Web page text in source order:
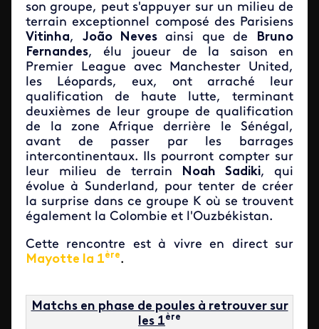
son groupe, peut s'appuyer sur un milieu de
terrain exceptionnel composé des Parisiens
Vitinha, João Nevesainsi que de
Bruno
Fernandes, élu joueur de la saison en
Premier League avec Manchester United,
les Léopards, eux, ont arraché leur
qualification de haute lutte, terminant
deuxièmes de leur groupe de qualification
de la zone Afrique derrière le Sénégal,
avant de passer par les barrages
intercontinentaux. Ils pourront compter sur
leur milieu de terrain
Noah Sadiki, qui
évolue à Sunderland, pour tenter de créer
la surprise dans ce groupe K où se trouvent
également la Colombie et l'Ouzbékistan.
Cette rencontre est à vivre en direct sur
Mayotte la 1ère.
Matchs en phase de poules à retrouver sur
les 1ère